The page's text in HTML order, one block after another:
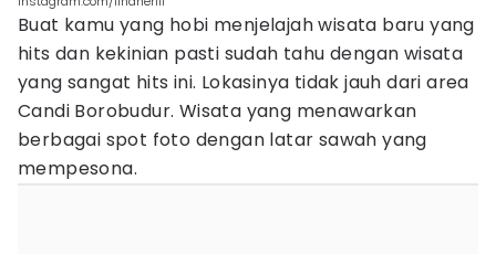
Buat kamu yang hobi menjelajah wisata baru yang
hits dan kekinian pasti sudah tahu dengan wisata
yang sangat hits ini. Lokasinya tidak jauh dari area
Candi Borobudur. Wisata yang menawarkan
berbagai spot foto dengan latar sawah yang
mempesona.